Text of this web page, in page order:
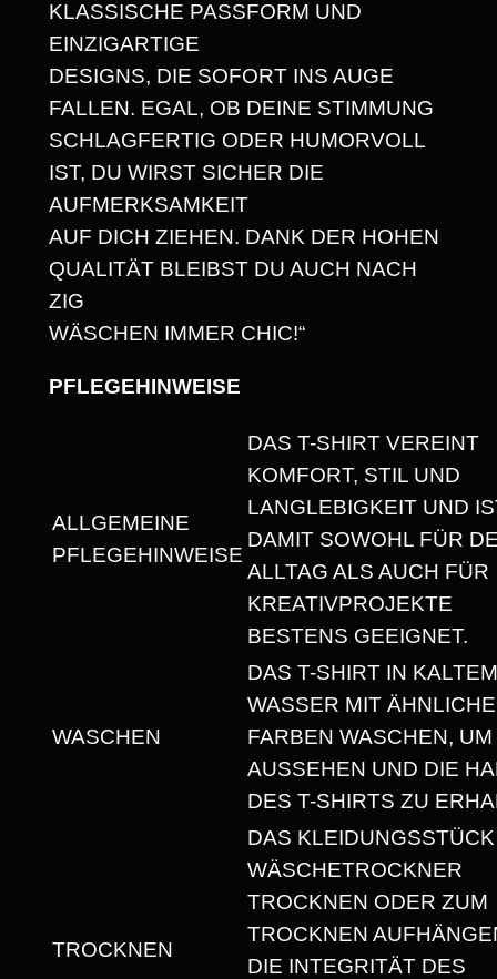
T
Z
E
-
P
R
O
B
L
E
M
!
"
Y
U
KLASSISCHE PASSFORM UND
EINZIGARTIGE
DESIGNS, DIE SOFORT INS AUGE
FALLEN. EGAL, OB DEINE STIMMUNG
SCHLAGFERTIG ODER HUMORVOLL
IST, DU WIRST SICHER DIE
AUFMERKSAMKEIT
AUF DICH ZIEHEN. DANK DER HOHEN
QUALITÄT BLEIBST DU AUCH NACH
ZIG
WÄSCHEN IMMER CHIC!“
PFLEGEHINWEISE
ALLGEMEINE
PFLEGEHINWEISE
DAS T-SHIRT VEREINT
KOMFORT, STIL UND
LANGLEBIGKEIT UND
DAMIT SOWOHL FÜR
ALLTAG ALS AUCH FÜR
KREATIVPROJEKTE
BESTENS GEEIGNET.
WASCHEN
DAS T-SHIRT IN KALTEM
WASSER MIT
FARBEN WASCHEN,
AUSSEHEN UND DIE
DES T-SHIRTS ZU
TROCKNEN
DAS
WÄSCHETROCKNER
TROCKNEN ODER ZUM
TROCKNEN
DIE INTEGRITÄT DES